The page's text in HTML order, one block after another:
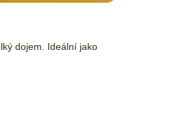
dojem. Ideální jako